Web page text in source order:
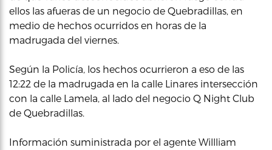
ellos las afueras de un negocio de Quebradillas, en
medio de hechos ocurridos en horas de la
madrugada del viernes.
Según la Policía, los hechos ocurrieron a eso de las
12:22 de la madrugada en la calle Linares intersección
con la calle Lamela, al lado del negocio Q Night Club
de Quebradillas.
Información suministrada por el agente Willliam